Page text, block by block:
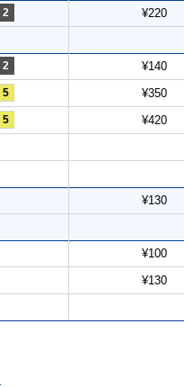
2 ¥220
2 ¥140
5 ¥350
5 ¥420
¥130
¥100
¥130